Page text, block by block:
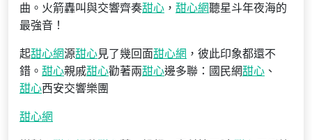
曲。火箭轟叫與交響齊奏甜心 ， 甜心網聽星斗年夜海的
最強音！
起甜心網源甜心見了幾回面甜心網 ，彼此印象都還不
錯。 甜心親戚甜心勸著兩甜心邊多聯：國民網甜心 、
甜心西安交響樂團
甜心網